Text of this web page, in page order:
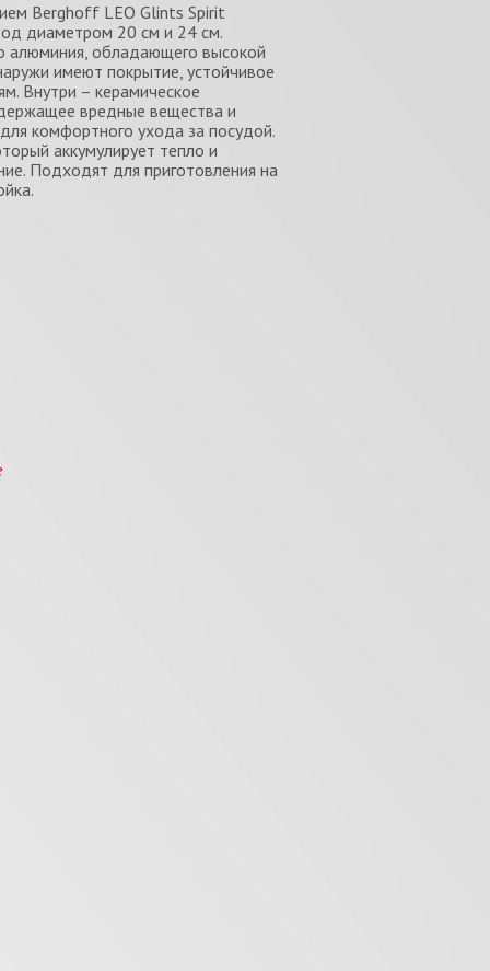
Berghoff LEO Glints Spirit
диаметром 20 см и 24 см.
алюминия, обладающего высокой
имеют покрытие, устойчивое
Внутри – керамическое
вредные вещества и
комфортного ухода за посудой.
аккумулирует тепло и
Подходят для приготовления на